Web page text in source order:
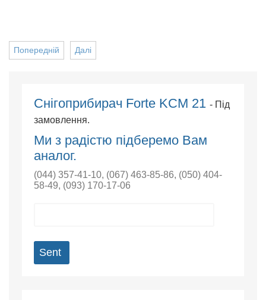
Далі
Попередній
Снігоприбирач Forte KCM 21 - Під
замовлення.
Ми з радістю підберемо Вам
аналог.
(044) 357-41-10, (067) 463-85-86, (050) 404-
58-49, (093) 170-17-06
Sent